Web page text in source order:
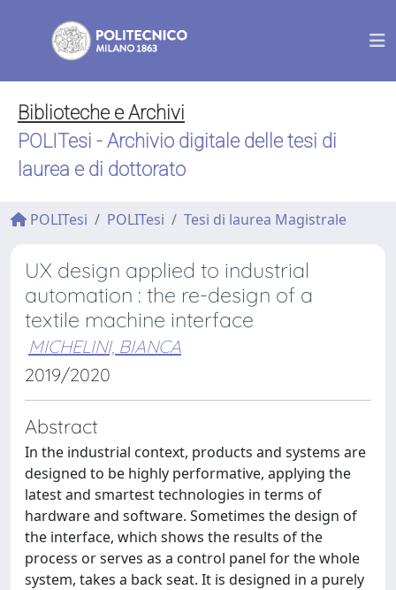
Biblioteche e Archivi
POLITesi - Archivio digitale delle tesi di
laurea e di dottorato
POLITesi POLITesi Tesi di laurea Magistrale
UX design applied to industrial
automation : the re-design of a
textile machine interface
MICHELINI, BIANCA
2019/2020
Abstract
In the industrial context, products and systems are
designed to be highly performative, applying the
latest and smartest technologies in terms of
hardware and software. Sometimes the design of
the interface, which shows the results of the
process or serves as a control panel for the whole
system, takes a back seat. It is designed in a purely